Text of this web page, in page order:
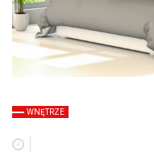
WNĘTRZE